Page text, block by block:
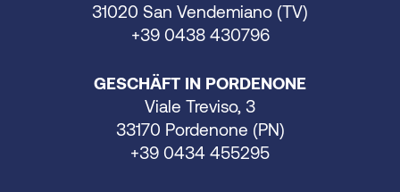
31020 San Vendemiano (TV)
+39 0438 430796
GESCHÄFT IN PORDENONE
Viale Treviso, 3
33170 Pordenone (PN)
+39 0434 455295